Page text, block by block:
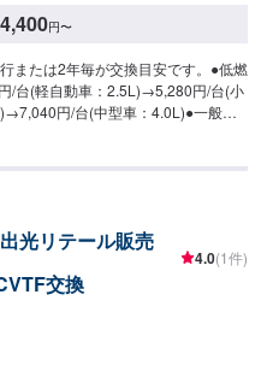
4,400円〜
または2年毎が交換目安です。●低燃
/台(軽自動車：2.5L)→5,280円/台(小
円/台(中型車：4.0L)●一般車
円/台(小型車：3.0L)→6,160円/
光リテール販売
交換
4.0(1件)